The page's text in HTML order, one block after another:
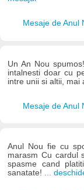
Mesaje de Anul
Un An Nou
intalnesti doar cu
intre unii si altii, mai
Mesaje de Anul
Anul Nou fie cu
marasm Cu cardul
spasme cand
sanatate! ...